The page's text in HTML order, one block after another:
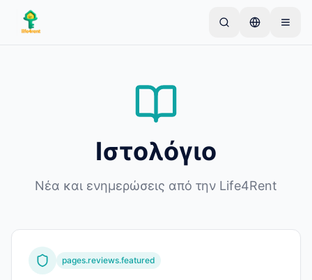
Skip to main content
περισσότεροι ιδιοκτήτες ξεκινούν με ένα μόνο
αντικείμενο. Οι καταχωρίσεις δημοσιεύονται
μετά από βασικούς ελέγχους.
Δημιουργήστε την πρώτη σας καταχώριση
Ιστολόγιο
Νέα και ενημερώσεις από την Life4Rent
pages.reviews.featured